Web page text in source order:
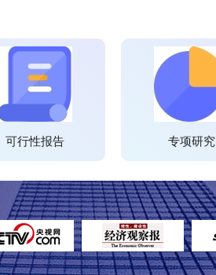
可行性报告 专项研究